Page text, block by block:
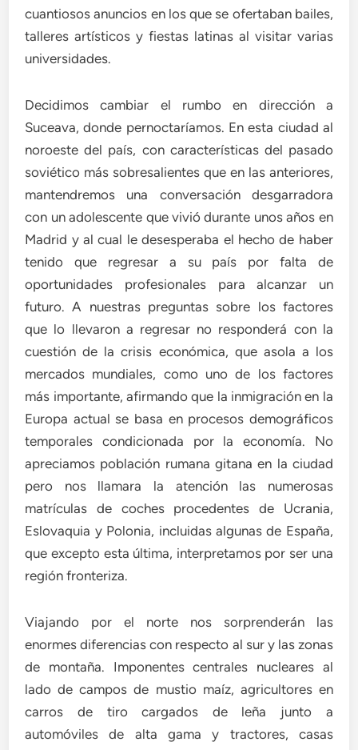
cuantiosos anuncios en los que se ofertaban bailes,
talleres artísticos y fiestas latinas al visitar varias
universidades.
Decidimos cambiar el rumbo en dirección a
Suceava, donde pernoctaríamos. En esta ciudad al
noroeste del país, con características del pasado
soviético más sobresalientes que en las anteriores,
mantendremos una conversación desgarradora
con un adolescente que vivió durante unos años en
Madrid y al cual le desesperaba el hecho de haber
tenido que regresar a su país por falta de
oportunidades profesionales para alcanzar un
futuro. A nuestras preguntas sobre los factores
que lo llevaron a regresar no responderá con la
cuestión de la crisis económica, que asola a los
mercados mundiales, como uno de los factores
más importante, afirmando que la inmigración en la
Europa actual se basa en procesos demográficos
temporales condicionada por la economía. No
apreciamos población rumana gitana en la ciudad
pero nos llamara la atención las numerosas
matrículas de coches procedentes de Ucrania,
Eslovaquia y Polonia, incluidas algunas de España,
que excepto esta última, interpretamos por ser una
región fronteriza.
Viajando por el norte nos sorprenderán las
enormes diferencias con respecto al sur y las zonas
de montaña. Imponentes centrales nucleares al
lado de campos de mustio maíz, agricultores en
carros de tiro cargados de leña junto a
automóviles de alta gama y tractores, casas